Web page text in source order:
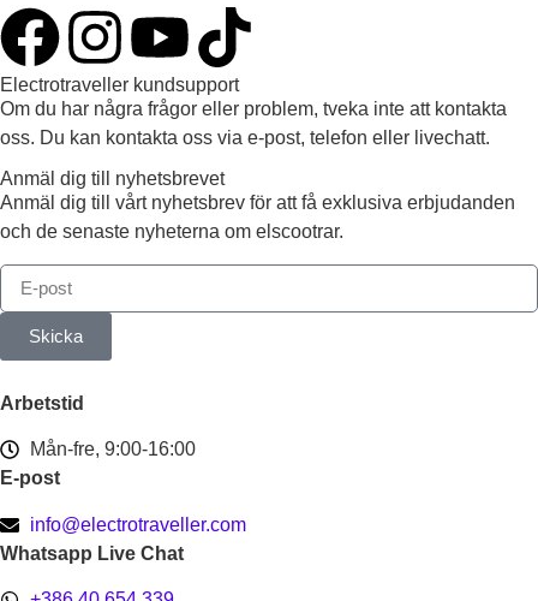
Electrotraveller kundsupport
Om du har några frågor eller problem, tveka inte att kontakta
oss. Du kan kontakta oss via e-post, telefon eller livechatt.
Anmäl dig till nyhetsbrevet
Anmäl dig till vårt nyhetsbrev för att få exklusiva erbjudanden
och de senaste nyheterna om elscootrar.
Skicka
Arbetstid
Mån-fre, 9:00-16:00
E-post
info@electrotraveller.com
Whatsapp Live Chat